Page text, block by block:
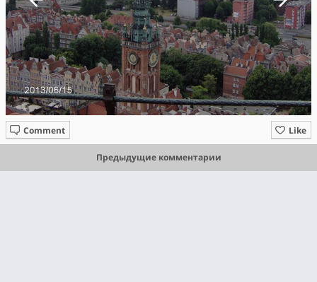
Like
Comment
Предыдущие комментарии